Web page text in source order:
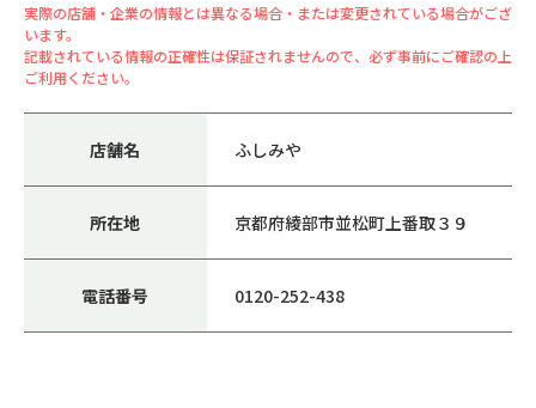
実際の店舗・企業の情報とは異なる場合・または変更されている場合がござ
います。
記載されている情報の正確性は保証されませんので、必ず事前にご確認の上
ご利用ください。
店舗名 ふしみや
所在地 京都府綾部市並松町上番取３９
電話番号 0120-252-438